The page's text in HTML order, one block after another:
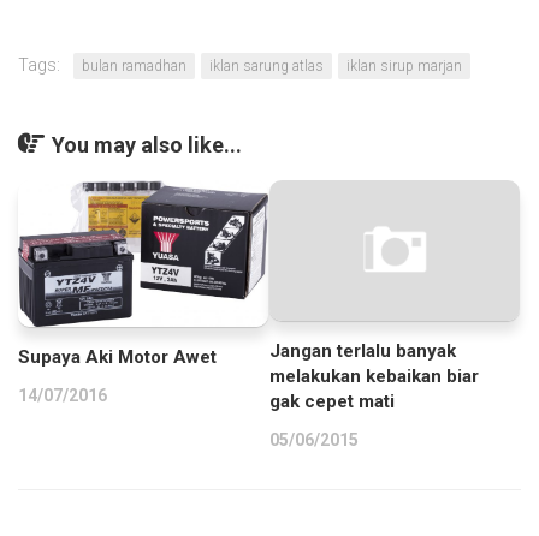
Tags: bulan ramadhan iklan sarung atlas iklan sirup marjan
You may also like...
Supaya Aki Motor Awet
14/07/2016
Jangan terlalu banyak
melakukan kebaikan biar
gak cepet mati
05/06/2015